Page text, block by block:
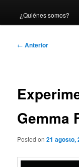
¿Quiénes somos?
Navegación
← Anterior
Gemma
Posted on21 agosto,